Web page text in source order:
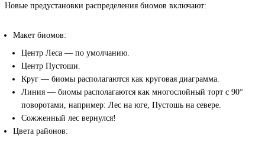
Новые предустановки распределения биомов включают:
Макет биомов:
Центр Леса — по умолчанию.
Центр Пустоши.
Круг — биомы располагаются как круговая диаграмма.
Линия — биомы располагаются как многослойный торт с 90°
поворотами, например: Лес на юге, Пустошь на севере.
Сожженный лес вернулся!
Цвета районов: